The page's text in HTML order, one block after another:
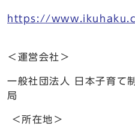
https://
＜運営会社＞
一般社団法人 日本子育て
局
＜所在地＞